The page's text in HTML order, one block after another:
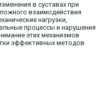
в суставах при
взаимодействия
нагрузки,
процессы и нарушения
этих механизмов
эффективных методов